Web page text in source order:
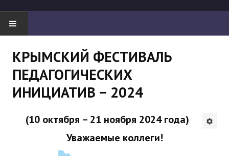
"Боевая" русистика
Будни института
АНОНСЫ
КРЫМСКИЙ ФЕСТИВАЛЬ
ПЕДАГОГИЧЕСКИХ
ИНИЦИАТИВ − 2024
(10 октября – 21 ноября 2024 года)
Уважаемые коллеги!